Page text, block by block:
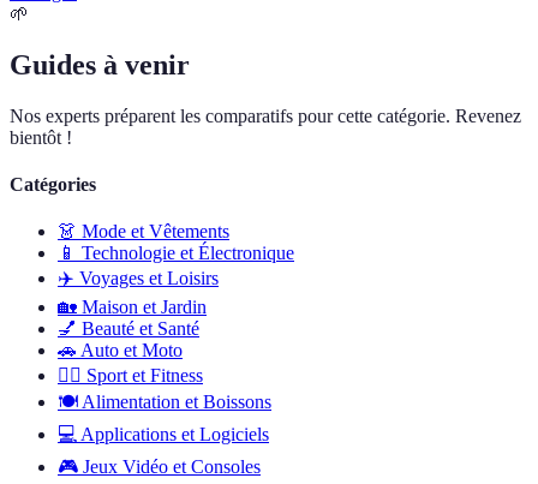
🌱
Guides à venir
Nos experts préparent les comparatifs pour cette catégorie. Revenez
bientôt !
Catégories
👗 Mode et Vêtements
📱 Technologie et Électronique
✈️ Voyages et Loisirs
🏡 Maison et Jardin
💅 Beauté et Santé
🚗 Auto et Moto
🏋️‍♂️ Sport et Fitness
🍽️ Alimentation et Boissons
💻 Applications et Logiciels
🎮 Jeux Vidéo et Consoles